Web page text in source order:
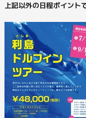
上記以外の日程ポイント